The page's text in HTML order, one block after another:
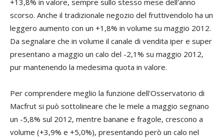
+13,8% in valore, sempre sullo stesso mese dell'anno
scorso. Anche il tradizionale negozio del fruttivendolo ha un
leggero aumento con un +1,8% in volume su maggio 2012.
Da segnalare che in volume il canale di vendita iper e super
presentano a maggio un calo del -2,1% su maggio 2012,
pur mantenendo la medesima quota in valore.
Per comprendere meglio la funzione dell'Osservatorio di
Macfrut si può sottolineare che le mele a maggio segnano
un -5,8% sul 2012, mentre banane e fragole, crescono a
volume (+3,9% e +5,0%), presentando però un calo nel